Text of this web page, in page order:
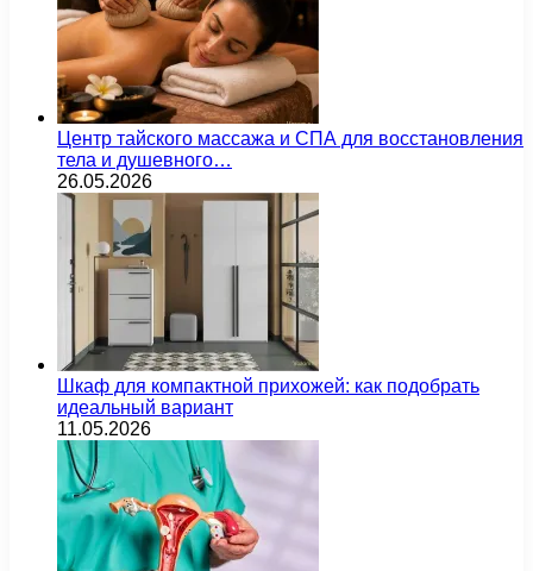
Центр тайского массажа и СПА для восстановления
тела и душевного…
26.05.2026
Шкаф для компактной прихожей: как подобрать
идеальный вариант
11.05.2026